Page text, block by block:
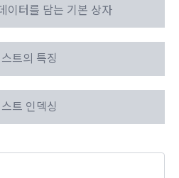
거나 제휴계약 등을 통해 "회원"에
또는 변경내용을 "회원"에게 공
업무상 또는 기술상 특별한 지장이
서비스하는 것을 원칙으로 한다.
자 및 법정대리인의 본인 확인, 이용
인 등 회원관리를 위하여 개인정보
고 포함)에 더하여, 인구통계학적
소의 발굴 및 기존 서비스 개선 등
이터를 담는 기본 상자
트의 특징
트 인덱싱